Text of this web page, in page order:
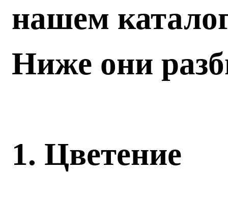
нашем
Ниже они
1. Цветение